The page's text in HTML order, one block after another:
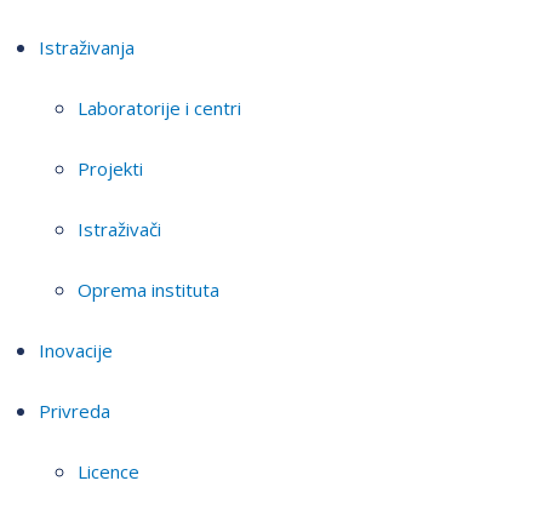
Istraživanja
Laboratorije i centri
Projekti
Istraživači
Oprema instituta
Inovacije
Privreda
Licence